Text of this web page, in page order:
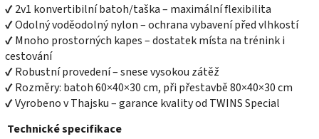
✔ 2v1 konvertibilní batoh/taška – maximální flexibilita
✔ Odolný voděodolný nylon – ochrana vybavení před vlhkostí
✔ Mnoho prostorných kapes – dostatek místa na trénink i
cestování
✔ Robustní provedení – snese vysokou zátěž
✔ Rozměry: batoh 60×40×30 cm, při přestavbě 80×40×30 cm
✔ Vyrobeno v Thajsku – garance kvality od TWINS Special
Technické specifikace